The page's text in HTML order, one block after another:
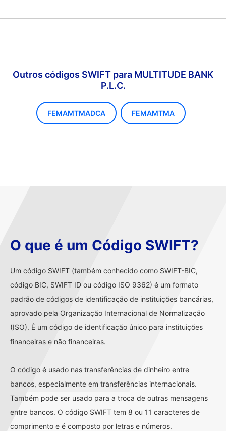
Outros códigos SWIFT para MULTITUDE BANK
P.L.C.
FEMAMTMADCA FEMAMTMA
O que é um Código SWIFT?
Um código SWIFT (também conhecido como SWIFT-BIC,
código BIC, SWIFT ID ou código ISO 9362) é um formato
padrão de códigos de identificação de instituições bancárias,
aprovado pela Organização Internacional de Normalização
(ISO). É um código de identificação único para instituições
financeiras e não financeiras.
O código é usado nas transferências de dinheiro entre
bancos, especialmente em transferências internacionais.
Também pode ser usado para a troca de outras mensagens
entre bancos. O código SWIFT tem 8 ou 11 caracteres de
comprimento e é composto por letras e números.